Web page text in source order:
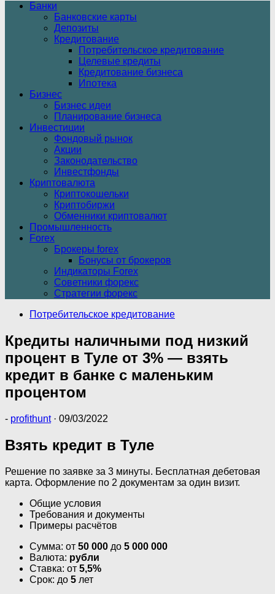
Банки
Банковские карты
Депозиты
Кредитование
Потребительское кредитование
Целевые кредиты
Кредитование бизнеса
Ипотека
Бизнес
Бизнес идеи
Планирование бизнеса
Инвестиции
Фондовый рынок
Акции
Законодательство
Инвестфонды
Криптовалюта
Криптокошельки
Криптобиржи
Обменники криптовалют
Промышленность
Forex
Брокеры forex
Бонусы от брокеров
Индикаторы Forex
Советники форекс
Стратегии форекс
Потребительское кредитование
Кредиты наличными под низкий
процент в Туле от 3% — взять
кредит в банке с маленьким
процентом
- profithunt · 09/03/2022
Взять кредит в Туле
Решение по заявке за 3 минуты. Бесплатная дебетовая
карта. Оформление по 2 документам за один визит.
Общие условия
Требования и документы
Примеры расчётов
Сумма: от 50 000 до 5 000 000
Валюта: рубли
Ставка: от 5,5%
Срок: до 5 лет